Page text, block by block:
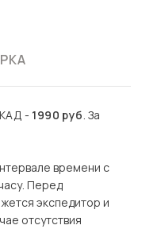
- 1990 руб. За
времени с
Перед
экспедитор и
отсутствия